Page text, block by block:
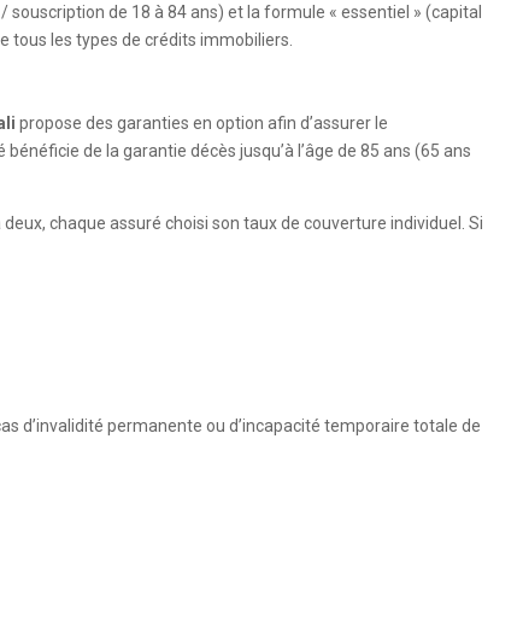
de 18 à 84 ans) et la formule « essentiel » (capital
tous les types de crédits immobiliers.
propose des garanties en option afin d’assurer le
de la garantie décès jusqu’à l’âge de 85 ans (65 ans
chaque assuré choisi son taux de couverture individuel. Si
d’invalidité permanente ou d’incapacité temporaire totale de